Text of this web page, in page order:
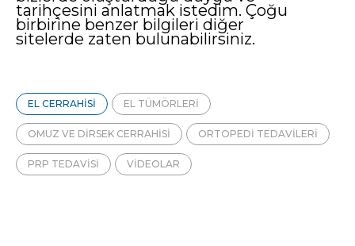
tarihçesini anlatmak istedim. Çoğu
birbirine benzer bilgileri diğer
sitelerde zaten bulunabilirsiniz.
EL CERRAHISI EL TÜMÖRLERI
OMUZ VE DIRSEK CERRAHISI ORTOPEDI TEDAVILERI
PRP TEDAVISI VIDEOLAR